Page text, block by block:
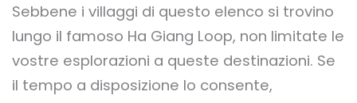
Sebbene i villaggi di questo elenco si trovino
lungo il famoso Ha Giang Loop, non limitate le
vostre esplorazioni a queste destinazioni. Se
il tempo a disposizione lo consente,